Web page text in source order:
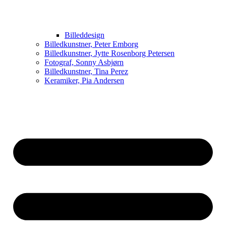
Billeddesign
Billedkunstner, Peter Emborg
Billedkunstner, Jytte Rosenborg Petersen
Fotograf, Sonny Asbjørn
Billedkunstner, Tina Perez
Keramiker, Pia Andersen